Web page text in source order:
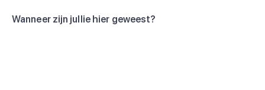
Wanneer zijn jullie hier geweest?